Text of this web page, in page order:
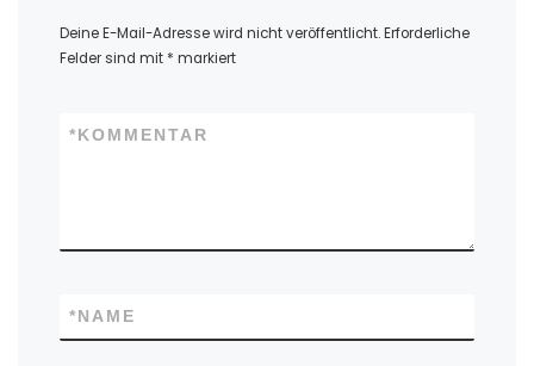
Deine E-Mail-Adresse wird nicht veröffentlicht.Erforderliche
Felder sind mit * markiert
KOMMENTAR
*
NAME
*